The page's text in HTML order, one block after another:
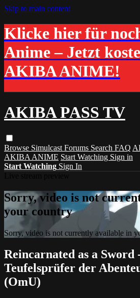
Skip to main content
Klicke hier für
Anime – Jetzt
AKIBA ANIME!
AKIBA PASS TV
Browse Simulcast Forums Search FAQ
AKIBA ANIME Start Watching Sign in
Start Watching Sign In
Sorry, video is not
your country
Sorry, video is not currently available in
Reincarnated as a Sword
Teufelsprüfer der
(OmU)